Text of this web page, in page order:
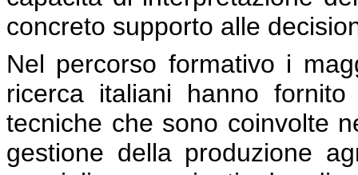
concreto supporto alle
Nel percorso formativo i
ricerca italiani hanno
tecniche che sono coinvolte
gestione della produzione